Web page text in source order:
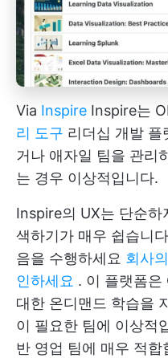
Via Inspire Inspire는
리 도구 리더십 개발 플
거나 애자일 팀을 관리
는 경우 이상적입니다.
Inspire의 UX는 단순하
색하기가 매우 쉽습니
음을 수행하세요 회사
인하세요 . 이 플랫폼은
대한 온디맨드 학습을
이 필요한 팀에 이상적
반 영업 팀에 매우 적합